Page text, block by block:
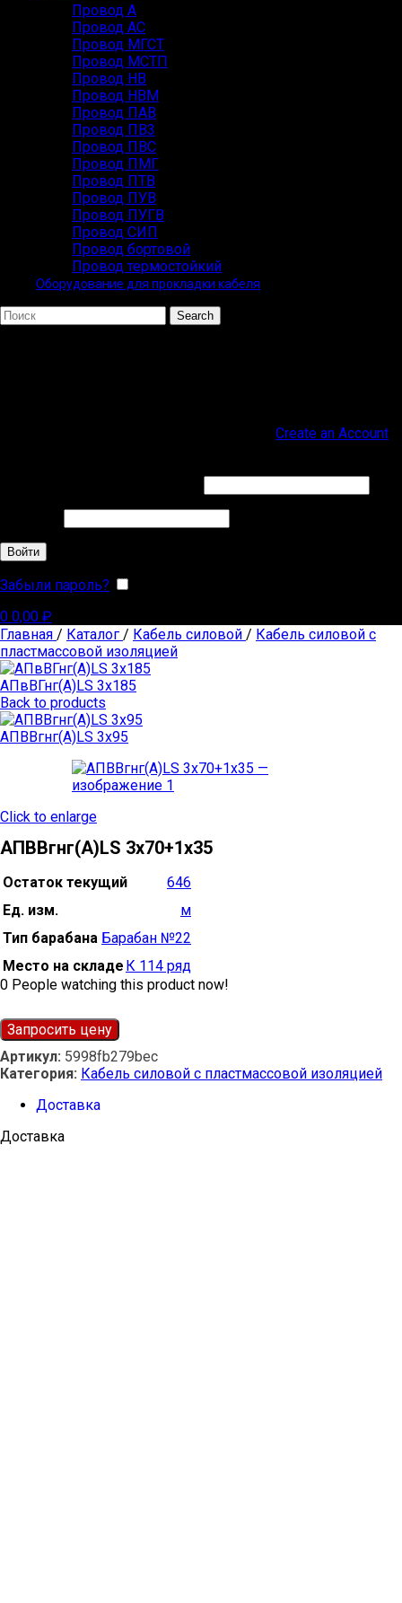
Провод А
Провод АС
Провод МГСТ
Провод МСТП
Провод НВ
Провод НВМ
Провод ПАВ
Провод ПВ3
Провод ПВС
Провод ПМГ
Провод ПТВ
Провод ПУВ
Провод ПУГВ
Провод СИП
Провод бортовой
Провод термостойкий
Оборудование для прокладки кабеля
Search
Create an Account
Войти
Забыли пароль?
0 0,00 ₽
Главная / Каталог / Кабель силовой / Кабель силовой с
пластмассовой изоляцией
АПвВГнг(А)LS 3х185
Back to products
АПВВгнг(А)LS 3х95
Click to enlarge
АПВВгнг(А)LS 3х70+1х35
Остаток текущий
646
Ед. изм.
м
Тип барабана Барабан №22
Место на складе К 114 ряд
0 People watching this product now!
Запросить цену
Артикул: 5998fb279bec
Категория: Кабель силовой с пластмассовой изоляцией
Доставка
Доставка